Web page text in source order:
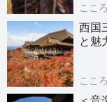
ここ
西国
と魅
ここ